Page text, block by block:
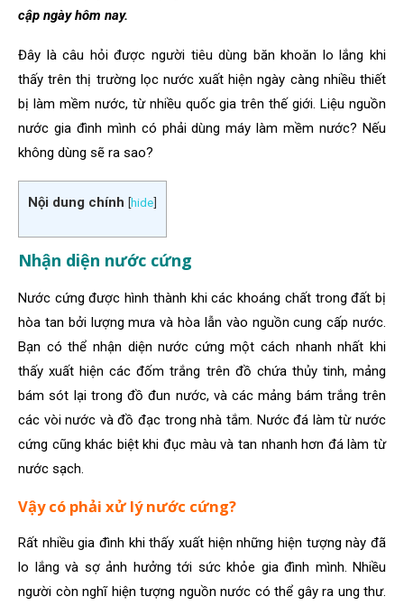
cập ngày hôm nay.
Đây là câu hỏi được người tiêu dùng băn khoăn lo lắng khi
thấy trên thị trường lọc nước xuất hiện ngày càng nhiều thiết
bị làm mềm nước, từ nhiều quốc gia trên thế giới. Liệu nguồn
nước gia đình mình có phải dùng máy làm mềm nước? Nếu
không dùng sẽ ra sao?
Nội dung chính [hide]
Nhận diện nước cứng
Nước cứng được hình thành khi các khoáng chất trong đất bị
hòa tan bởi lượng mưa và hòa lẫn vào nguồn cung cấp nước.
Bạn có thể nhận diện nước cứng một cách nhanh nhất khi
thấy xuất hiện các đốm trắng trên đồ chứa thủy tinh, mảng
bám sót lại trong đồ đun nước, và các mảng bám trắng trên
các vòi nước và đồ đạc trong nhà tắm. Nước đá làm từ nước
cứng cũng khác biệt khi đục màu và tan nhanh hơn đá làm từ
nước sạch.
Vậy có phải xử lý nước cứng?
Rất nhiều gia đình khi thấy xuất hiện những hiện tượng này đã
lo lắng và sợ ảnh hưởng tới sức khỏe gia đình mình. Nhiều
người còn nghĩ hiện tượng nguồn nước có thể gây ra ung thư.